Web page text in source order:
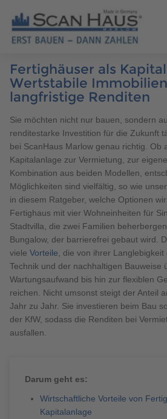
HÄUSER
RUND UMS BAUEN
ÜBER UNS
KONTAKT
Brauchen Sie Hilfe?
038221 4000
Fertighäuser als
Wertstabile
langfristige Renditen
Sie möchten nicht nur bauen, sondern
renditestarke Investition für die Zukunft
bei ScanHaus Marlow genau richtig. Ob
Kapitalanlage zur Vermietung, zur
Kombination aus beiden Modellen,
Möglichkeiten sind vielfältig, so wie
in diesem Ratgeber, welche Optionen
Fertighaus mit vier Wohneinheiten für
Stadtvilla, die zwei Familien
Bungalow, der barrierefrei gebaut wird.
viele Vorteile , die von ihrer
Technik und der nachhaltigen Bauweise
Wartungsaufwand bis hin zur flexiblen
reichen. Nicht umsonst steigt der Anteil
Jahr zu Jahr. Sie investieren beim Bau
der KfW, sodass die Renditen bei
ausfallen.
Darum geht es:
Wirtschaftliche Vorteile von
Kapitalanlage